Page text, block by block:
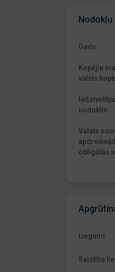
Nodokļu
Gads
Kopējie
valsts
nodoklis
Valsts
obligātās
Liegumi
Saistītie